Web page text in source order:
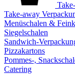
Take-away
Menüschalen &
Siegelschalen
Sandwich-
Pizzakartons
Pommes-,
Catering